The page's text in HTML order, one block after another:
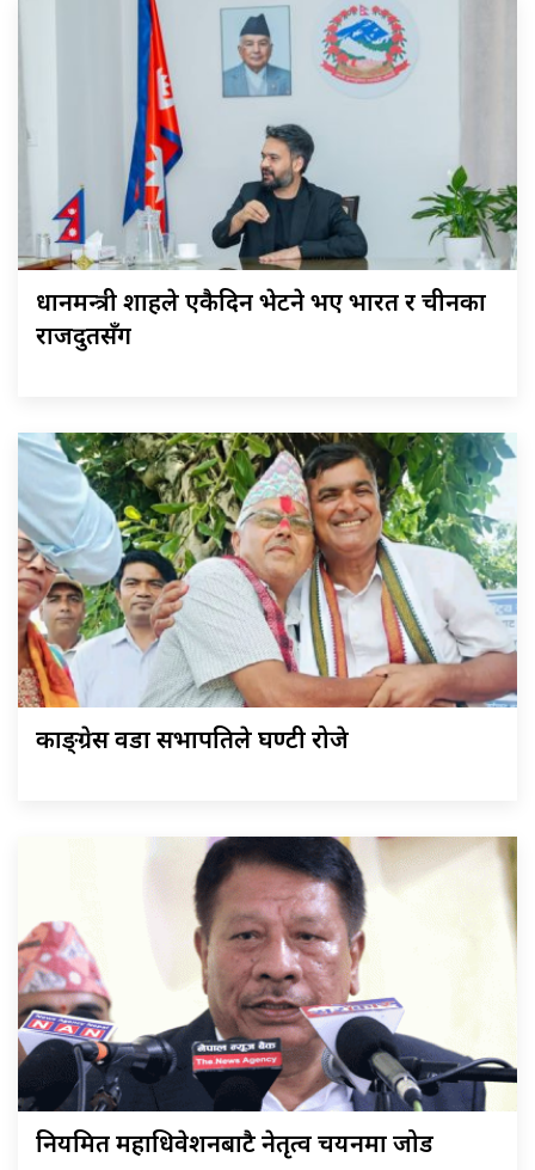
प्रधानमन्त्री शाहले एकैदिन भेटने भए भारत र चीनका
राजदुतसँग
काङ्ग्रेस वडा सभापतिले घण्टी रोजे
नियमित महाधिवेशनबाटै नेतृत्व चयनमा जोड